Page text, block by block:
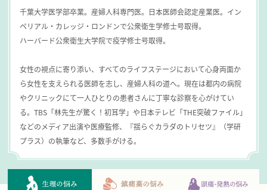
千葉大学医学部卒業。産婦人科専門医。日本医師会認定産業医。 イン
ペリアル・カレッジ・ロンドンで公衆衛生学修士号取得。
ハーバード公衆衛生大学院で疫学修士号取得。
女性の視点に寄り添い、すべてのライフステージにおいて心身両面か
ら女性を支えられる医師を志し、産婦人科の道へ。現在は都内の病院
やクリニックにて一人ひとりの患者さんに丁寧な診察を心がけてい
る。TBS「林先生が驚く！初耳学」や日本テレビ「THE突破ファイル」
などのメディア出演や医療監修、『揺らぐカラダのトリセツ』（学研
プラス）の執筆など、多数手がける。
生理の悩み 鎮痛薬の悩み 頭痛・発熱の悩み